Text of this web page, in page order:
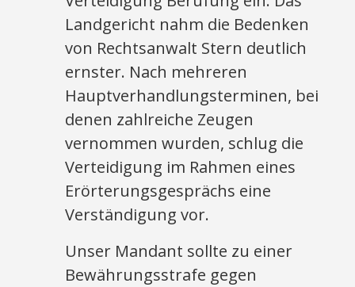
Landgericht nahm die Bedenken
von Rechtsanwalt Stern deutlich
ernster. Nach mehreren
Hauptverhandlungsterminen, bei
denen zahlreiche Zeugen
vernommen wurden, schlug die
Verteidigung im Rahmen eines
Erörterungsgesprächs eine
Verständigung vor.
Unser Mandant sollte zu einer
Bewährungsstrafe gegen